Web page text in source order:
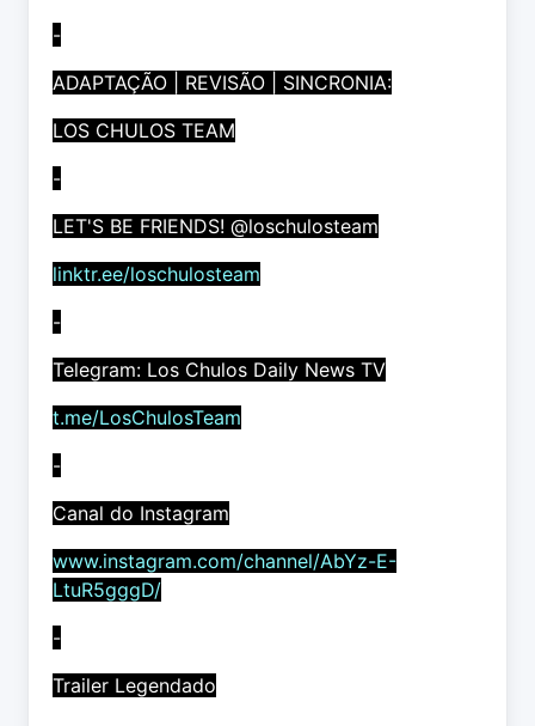
-
ADAPTAÇÃO | REVISÃO | SINCRONIA:
LOS CHULOS TEAM
-
LET'S BE FRIENDS! @loschulosteam
linktr.ee/loschulosteam
-
Telegram: Los Chulos Daily News TV
t.me/LosChulosTeam
-
Canal do Instagram
www.instagram.com/channel/AbYz-E-
LtuR5gggD/
-
Trailer Legendado